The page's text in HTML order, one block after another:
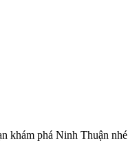
khám phá Ninh Thuận nhé